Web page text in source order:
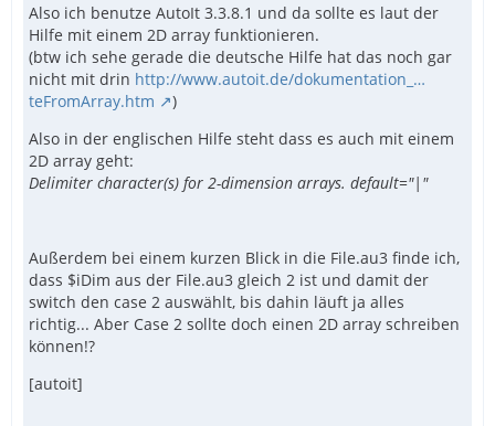
Also ich benutze AutoIt 3.3.8.1 und da sollte es laut der
Hilfe mit einem 2D array funktionieren.
(btw ich sehe gerade die deutsche Hilfe hat das noch gar
nicht mit drin http://www.autoit.de/dokumentation_…
teFromArray.htm
)
Also in der englischen Hilfe steht dass es auch mit einem
2D array geht:
Delimiter character(s) for 2-dimension arrays. default="|"
Außerdem bei einem kurzen Blick in die File.au3 finde ich,
dass $iDim aus der File.au3 gleich 2 ist und damit der
switch den case 2 auswählt, bis dahin läuft ja alles
richtig... Aber Case 2 sollte doch einen 2D array schreiben
können!?
[autoit]